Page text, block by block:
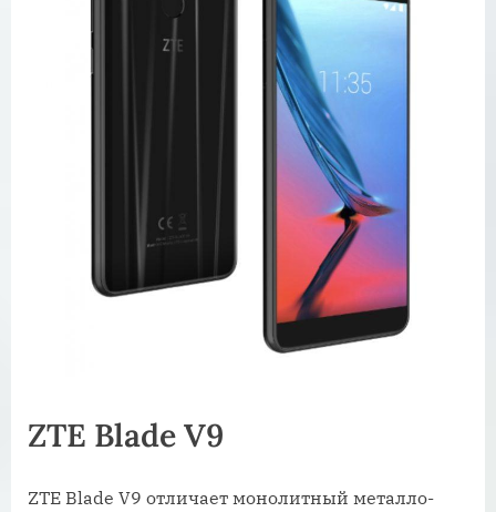
ZTE Blade V9
ZTE Blade V9 отличает монолитный металло-